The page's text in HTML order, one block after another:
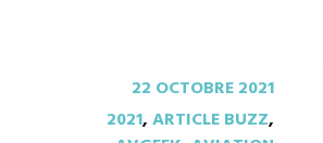
22 OCTOBRE 2021
2021,ARTICLE BUZZ,